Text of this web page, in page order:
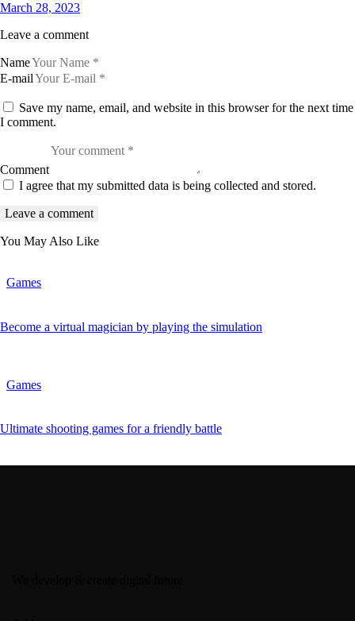
March 28, 2023
Leave a comment
Name
E-mail
Save my name, email, and website in this browser for the next time
I comment.
Comment
I agree that my submitted data is being collected and stored.
You May Also Like
Games
Become a virtual magician by playing the simulation
Games
Ultimate shooting games for a friendly battle